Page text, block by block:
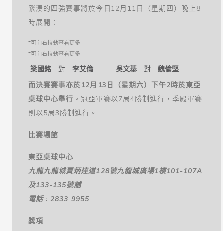
緊湊的四強賽事將於今日12月11日（星期四）晚上8
時展開：
梁國銘 對 李艾倫 吳文基 對 魏倫堅
而決賽賽事亦於12月13日 （星期六）下午2時於東亞
桌球中心舉行 。冠亞軍賽以7局4勝制進行，季殿軍賽
則以5局3勝制進行。
比賽場館
東亞桌球中心
九龍九龍城賈炳達道128號九龍城廣場1樓101-107A
及133-135號舖
電話 : 2833 9955
獎項